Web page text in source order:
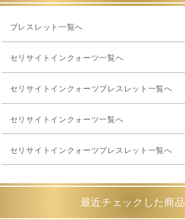
ブレスレット一覧へ
セリサイトインクォーツ一覧へ
セリサイトインクォーツブレスレット一覧へ
セリサイトインクォーツ一覧へ
セリサイトインクォーツブレスレット一覧へ
最近チェックした商品